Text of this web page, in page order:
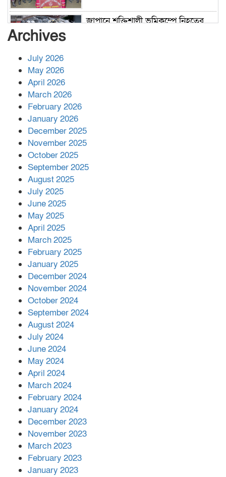
জাপানে শক্তিশালী ভূমিকম্পে নিহতের
পর ফোন তারেক রহমানের,গ্যাস সঙ্কট
সহায়তা দিলেন সাচিং প্রু জেরী
Archives
July 2026
May 2026
April 2026
March 2026
February 2026
January 2026
December 2025
November 2025
October 2025
September 2025
August 2025
July 2025
June 2025
May 2025
April 2025
March 2025
February 2025
January 2025
December 2024
November 2024
October 2024
September 2024
August 2024
July 2024
June 2024
May 2024
April 2024
March 2024
February 2024
January 2024
December 2023
November 2023
March 2023
February 2023
January 2023